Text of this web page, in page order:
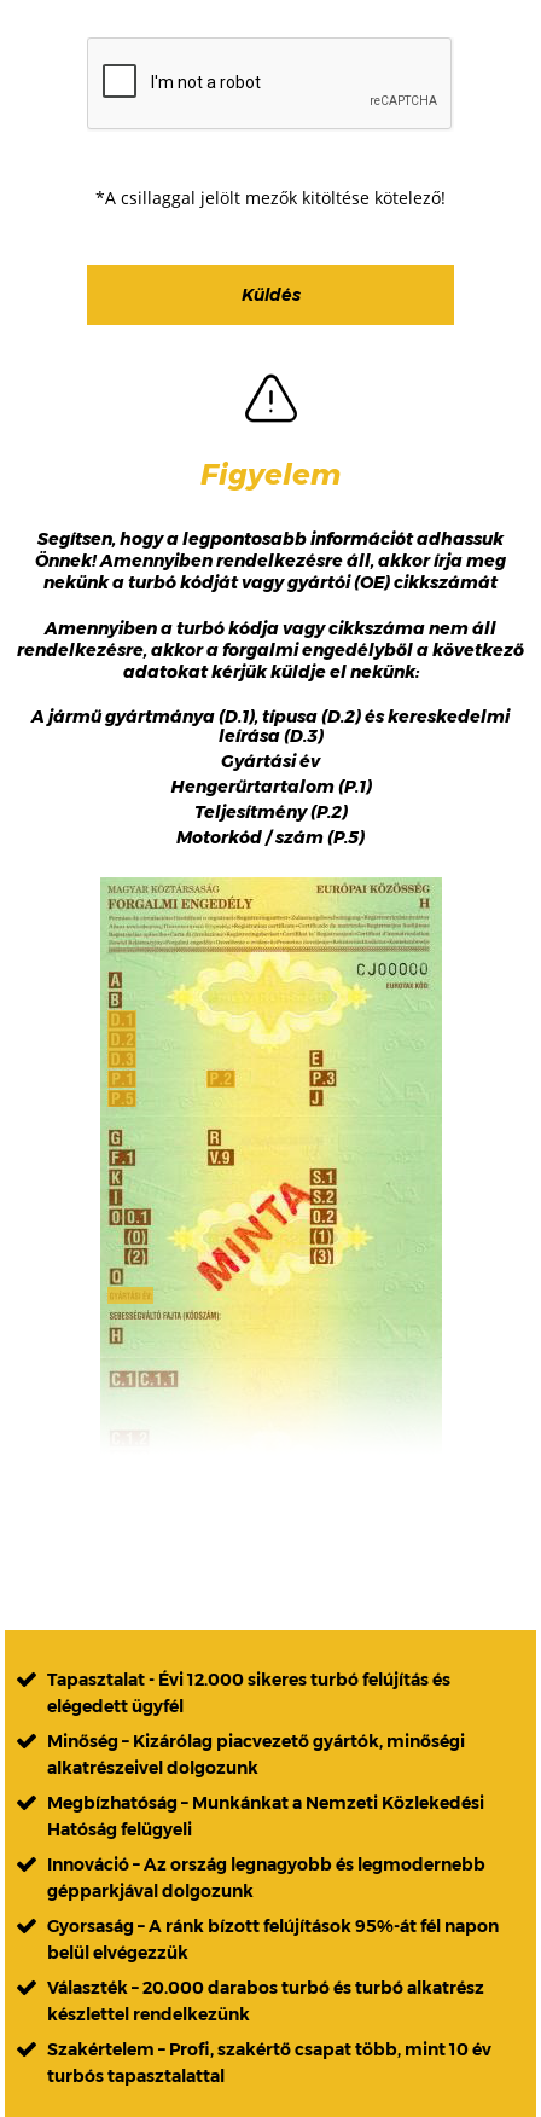
*A csillaggal jelölt mezők kitöltése kötelező!
Figyelem
Segítsen, hogy a legpontosabb információt adhassuk
Önnek! Amennyiben rendelkezésre áll, akkor írja meg
nekünk a turbó kódját vagy gyártói (OE) cikkszámát
Amennyiben a turbó kódja vagy cikkszáma nem áll
rendelkezésre, akkor a forgalmi engedélyből a következő
adatokat kérjük küldje el nekünk:
A jármű gyártmánya (D.1), típusa (D.2) és kereskedelmi
leírása (D.3)
Gyártási év
Hengerűrtartalom (P.1)
Teljesítmény (P.2)
Motorkód / szám (P.5)
Tapasztalat - Évi 12.000 sikeres turbó felújítás és
elégedett ügyfél
Minőség – Kizárólag piacvezető gyártók, minőségi
alkatrészeivel dolgozunk
Megbízhatóság – Munkánkat a Nemzeti Közlekedési
Hatóság felügyeli
Innováció – Az ország legnagyobb és legmodernebb
gépparkjával dolgozunk
Gyorsaság – A ránk bízott felújítások 95%-át fél napon
belül elvégezzük
Választék – 20.000 darabos turbó és turbó alkatrész
készlettel rendelkezünk
Szakértelem – Profi, szakértő csapat több, mint 10 év
turbós tapasztalattal